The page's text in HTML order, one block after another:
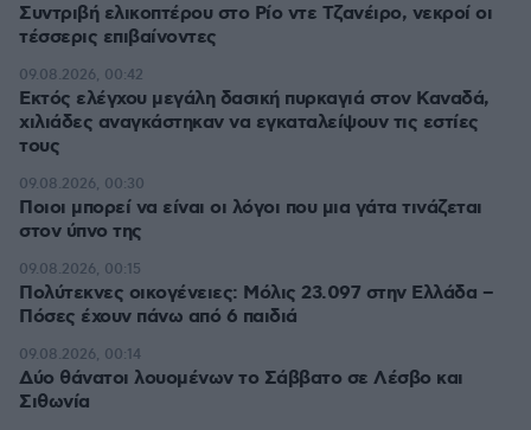
Συντριβή ελικοπτέρου στο Ρίο ντε Τζανέιρο, νεκροί οι
τέσσερις επιβαίνοντες
Εκτός ελέγχου μεγάλη δασική πυρκαγιά στον Καναδά,
χιλιάδες αναγκάστηκαν να εγκαταλείψουν τις εστίες
τους
09.08.2026, 00:42
Ποιοι μπορεί να είναι οι λόγοι που μια γάτα τινάζεται
στον ύπνο της
09.08.2026, 00:30
Πολύτεκνες οικογένειες: Μόλις 23.097 στην Ελλάδα –
Πόσες έχουν πάνω από 6 παιδιά
09.08.2026, 00:15
Δύο θάνατοι λουομένων το Σάββατο σε Λέσβο και
Σιθωνία
09.08.2026, 00:14